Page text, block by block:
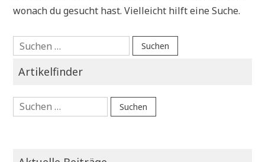
wonach du gesucht hast. Vielleicht hilft eine Suche.
Suchen
nach:
Artikelfinder
Suchen
nach: